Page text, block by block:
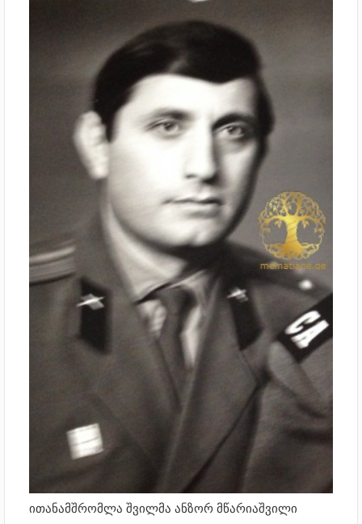
ითანამშრომლა შვილმა ანზორ მწარიაშვილი